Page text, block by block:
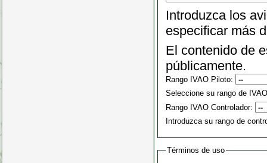
Introduzca los
especificar más
El contenido de
públicamente.
Rango IVAO Piloto:
Seleccione su rango de
Rango IVAO Controlador:
Introduzca su rango de
Términos de uso